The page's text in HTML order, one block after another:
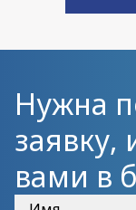
Нужна
заявку,
вами в